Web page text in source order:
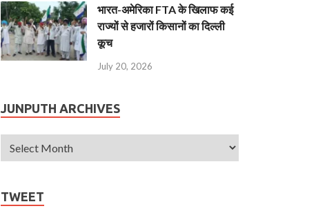
भारत-अमेरिका FTA के खिलाफ कई
राज्यों से हजारों किसानों का दिल्ली
कूच
July 20, 2026
JUNPUTH ARCHIVES
TWEET